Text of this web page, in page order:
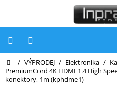
Počítače
Počítače
Domů
/ VÝPRODEJ / Elektronika /
PremiumCord 4K HDMI 1.4 High
konektory, 1m (kphdme1)